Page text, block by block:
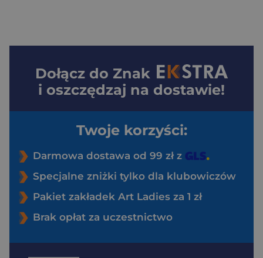
Dołącz do Znak
i oszczędzaj na dostawie!
Twoje korzyści:
Darmowa dostawa od 99 zł z
Specjalne zniżki tylko dla klubowiczów
Pakiet zakładek Art Ladies za 1 zł
Brak opłat za uczestnictwo